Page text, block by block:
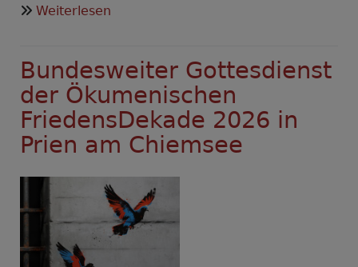
Weiterlesen
Online
Faktencheck
und
Q&A
zum
Bundesweiter Gottesdienst
der Ökumenischen
FriedensDekade 2026 in
Prien am Chiemsee